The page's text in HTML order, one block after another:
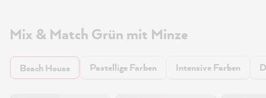
Mix & Match Grün mit Minze
Beach House Pastellige Farben Intensive Farben